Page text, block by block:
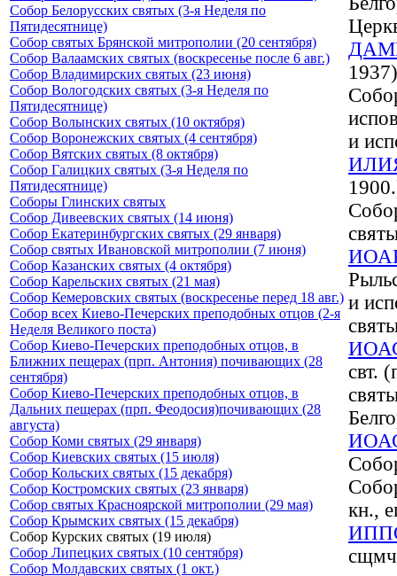
Собор Белорусских святых (3-я Неделя по
Пятидесятнице)
Собор святых Брянской митрополии (20 сентября)
Собор Валаамских святых (воскресенье после 6 авг.)
Собор Владимирских святых (23 июня)
Собор Вологодских святых (3-я Неделя по
Пятидесятнице)
Собор Волынских святых (10 октября)
Собор Воронежских святых (4 сентября)
Собор Вятских святых (8 октября)
Собор Галицких святых (3-я Неделя по
Пятидесятнице)
Соборы Глинских святых
Собор Дивеевских святых (14 июня)
Собор Екатеринбургских святых (29 января)
Собор святых Ивановской митрополии (7 июня)
Собор Казанских святых (4 октября)
Собор Карельских святых (21 мая)
Собор Кемеровских святых (воскресенье перед 18 авг.)
Собор всех Киево-Печерских преподобных отцов (2-я
Неделя Великого поста)
Собор Киево-Печерских преподобных отцов, в
Ближних пещерах (прп. Антония) почивающих (28
сентября)
Собор Киево-Печерских преподобных отцов, в
Дальних пещерах (прп. Феодосия)почивающих (28
августа)
Собор Коми святых (29 января)
Собор Киевских святых (15 июля)
Собор Кольских святых (15 декабря)
Собор Костромских святых (23 января)
Собор святых Красноярской митрополии (29 мая)
Собор Крымских святых (15 декабря)
Собор Курских святых (19 июля)
Собор Липецких святых (10 сентября)
Собор Молдавских святых (1 окт.)
и
и
свт.
кн.,